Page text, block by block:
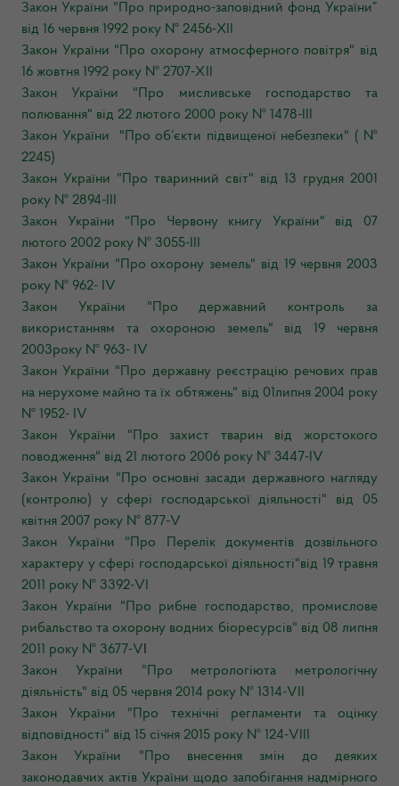
Закон України "Про природно-заповідний фонд України”
від 16 червня 1992 року № 2456-XII
Закон України "Про охорону атмосферного повітря" від
16 жовтня 1992 року № 2707-ХII
Закон України "Про мисливське господарство та
полювання" від 22 лютого 2000 року № 1478-ІІІ
Закон України "Про об’єкти підвищеної небезпеки" ( №
2245)
Закон України "Про тваринний світ" від 13 грудня 2001
року № 2894-ІІІ
Закон України "Про Червону книгу України" від 07
лютого 2002 року № 3055-ІІІ
Закон України "Про охорону земель" від 19 червня 2003
року № 962- IV
Закон України "Про державний контроль за
використанням та охороною земель" від 19 червня
2003року № 963- IV
Закон України "Про державну реєстрацію речових прав
на нерухоме майно та їх обтяжень" від 01липня 2004 року
№ 1952- IV
Закон України "Про захист тварин від жорстокого
поводження" від 21 лютого 2006 року № 3447-IV
Закон України "Про основні засади державного нагляду
(контролю) у сфері господарської діяльності" від 05
квітня 2007 року № 877-V
Закон України "Про Перелік документів дозвільного
характеру у сфері господарської діяльності"від 19 травня
2011 року № 3392-VI
Закон України "Про рибне господарство, промислове
рибальство та охорону водних біоресурсів" від 08 липня
2011 року № 3677-V
Закон України "Про метрологіюта метрологічну
діяльність" від 05 червня 2014 року № 1314-VII
Закон України "Про технічні регламенти та оцінку
відповідності" від 15 січня 2015 року № 124-VIIІ
Закон України "Про внесення змін до деяких
законодавчих актів України щодо запобігання надмірного